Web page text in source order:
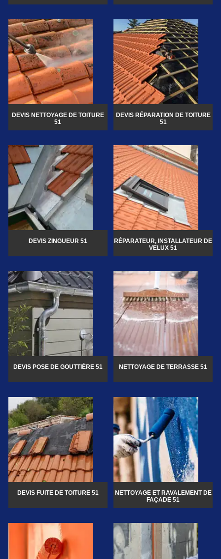
DEVIS NETTOYAGE DE TOITURE
51
DEVIS RÉPARATION DE TOITURE
51
DEVIS ZINGUEUR 51
RÉPARATEUR, INSTALLATEUR DE
VELUX 51
DEVIS POSE DE GOUTTIÈRE 51 NETTOYAGE DE TERRASSE 51
DEVIS FUITE DE TOITURE 51
NETTOYAGE ET RAVALEMENT DE
FAÇADE 51